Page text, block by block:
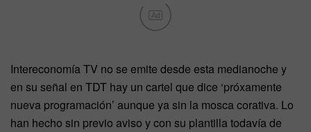
Ad
Intereconomía TV no se emite desde esta medianoche y
en su señal en TDT hay un cartel que dice ‘próxamente
nueva programación’ aunque ya sin la mosca corativa. Lo
han hecho sin previo aviso y con su plantilla todavía de